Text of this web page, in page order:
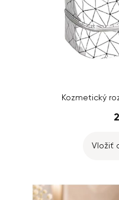
Kozmetický
Vložiť